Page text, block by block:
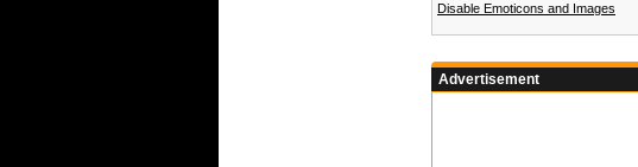
Disable Emoticons and Images
Advertisement